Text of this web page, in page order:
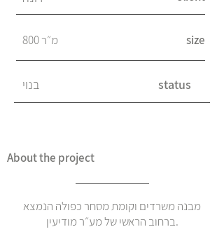
800 מ״ר size
בנוי status
About the project
מבנה משרדים וקומת מסחר כפולה הנמצא
ברחוב הראשי של מע״ר מודיעין.